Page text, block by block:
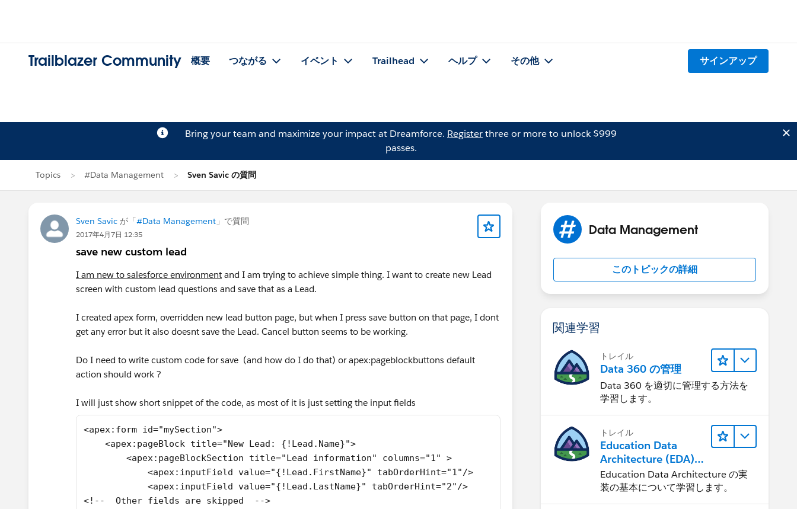
Trailblazer Community 概要 つながる イベント Trailhead ヘルプ その他 サインアップ
Bring your team and maximize your impact at Dreamforce. Registerthree or more to unlock $999
passes.
Topics #Data Management Sven Savic の質問
Sven Savic が「#Data Management 」で質問
2017年4月7日 12:35
save new custom lead
I am new to salesforce environment and I am trying to achieve simple thing. I want to create new Lead
screen with custom lead questions and save that as a Lead.
I created apex form, overridden new lead button page, but when I press save button on that page, I dont
get any error but it also doesnt save the Lead. Cancel button seems to be working.
Do I need to write custom code for save (and how do I do that) or apex:pageblockbuttons default
action should work ?
I will just show short snippet of the code, as most of it is just setting the input fields
<apex:form id="mySection">
    <apex:pageBlock title="New Lead: {!Lead.Name}">
        <apex:pageBlockSection title="Lead information" columns="1" >
            <apex:inputField value="{!Lead.FirstName}" tabOrderHint="1"/>
            <apex:inputField value="{!Lead.LastName}" tabOrderHint="2"/>
<!--  Other fields are skipped  -->
Data Management
このトピックの詳細
関連学習
トレイル
Data 360 の管理
Data 360 を適切に管理する方法を
学習します。
トレイル
Education Data
Architecture (EDA)
の管理
Education Data Architecture の実
装の基本について学習します。